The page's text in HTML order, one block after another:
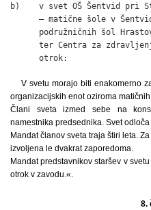
b)    v svet OŠ Šentvid pri
– matične šole v
podružničnih šol
ter Centra za
      otrok:
V svetu morajo biti enakomerno
organizacijskih enot oziroma
Člani sveta izmed sebe na
namestnika predsednika. Svet
Mandat članov sveta traja štiri leta.
izvoljena le dvakrat zaporedoma.
Mandat predstavnikov staršev v
otrok v zavodu.«.
8.